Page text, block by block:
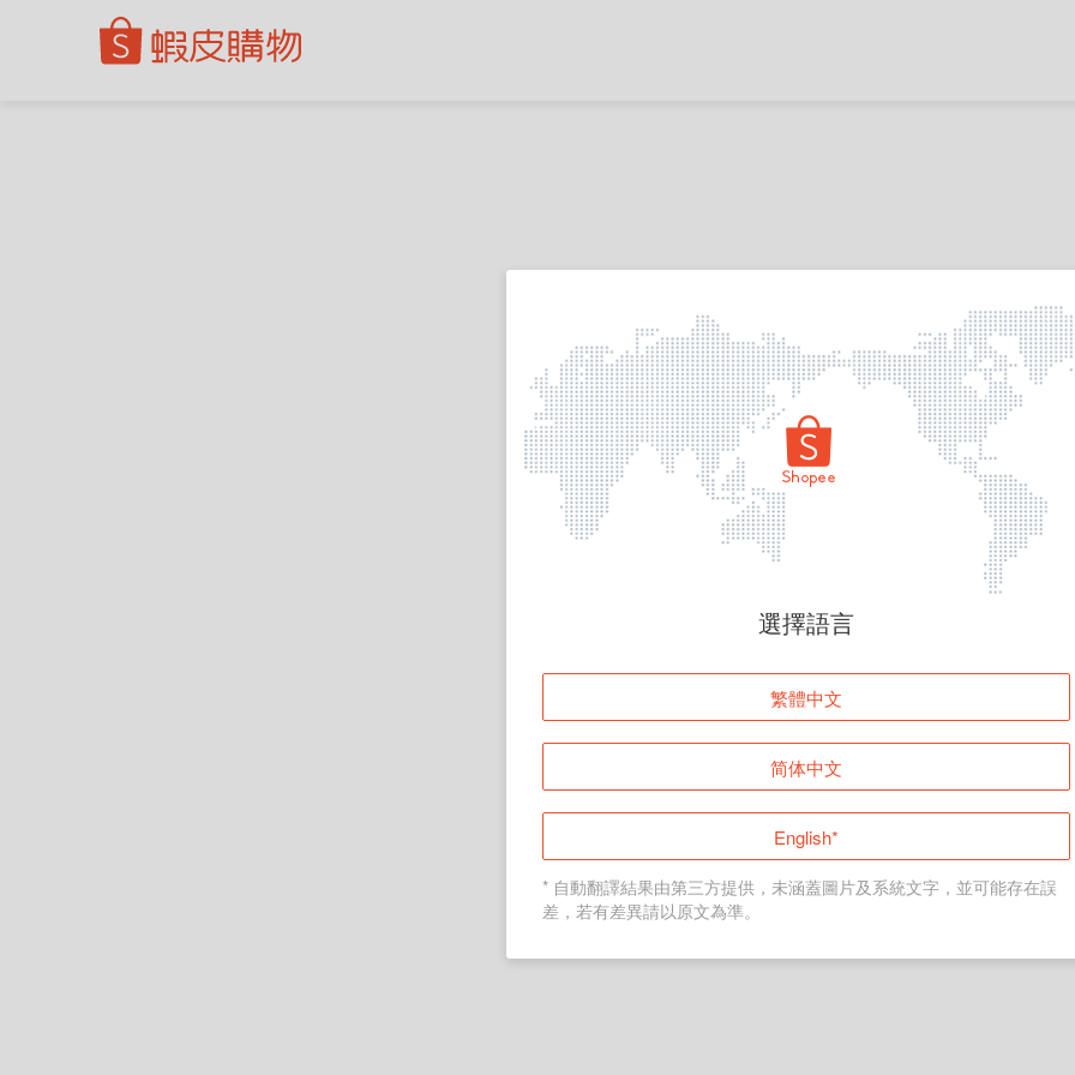
頁面無法顯示
登入
返回首頁
選擇語言
繁體中文
简体中文
English*
* 自動翻譯結果由第三方提供，未涵蓋圖片及系統文字，並可能存在誤
差，若有差異請以原文為準。